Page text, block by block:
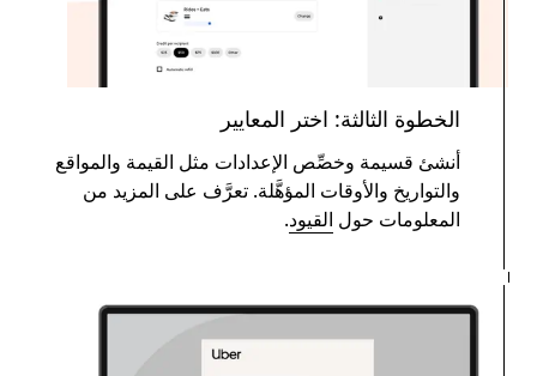
الخطوة الثالثة: اختر المعايير
أنشئ قسيمة وخصِّص الإعدادات مثل القيمة والمواقع
والتواريخ والأوقات المؤهَّلة. تعرَّف على المزيد من
المعلومات حول القيود.